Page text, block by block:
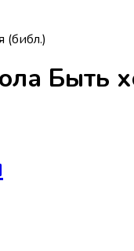
(библ.)
Быть